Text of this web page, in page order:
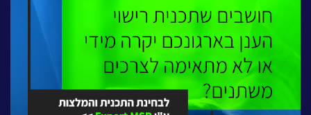
לעבוד בנס
אירועים וכנסים
פודקאסט
נס בכותרות
וובינרים מומלצים